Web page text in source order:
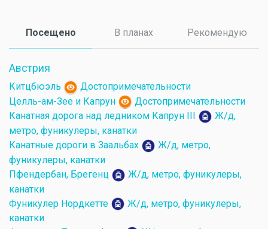
Посещено (активная вкладка)
В планах Рекомендую
Австрия
Китцбюэль
Достопримечательности
Целль-ам-Зее и Капрун
Достопримечательности
Канатная дорога над ледником Капрун III
Ж/д,
метро, фуникулеры, канатки
Канатные дороги в Заальбах
Ж/д, метро,
фуникулеры, канатки
Пфендербан, Брегенц
Ж/д, метро, фуникулеры,
канатки
Фуникулер Нордкетте
Ж/д, метро, фуникулеры,
канатки